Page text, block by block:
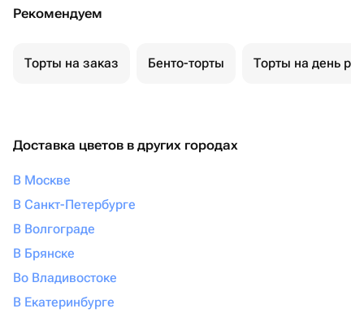
Рекомендуем
Торты на заказ Бенто-торты Торты на день
Доставка цветов в других городах
В Москве
В Санкт-Петербурге
В Волгограде
В Брянске
Во Владивостоке
В Екатеринбурге